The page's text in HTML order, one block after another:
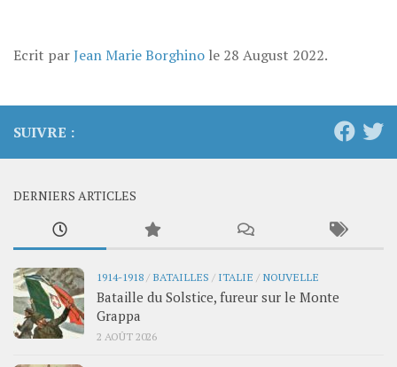
Ecrit parJean Marie Borghino le 28 August 2022.
SUIVRE :
DERNIERS ARTICLES
1914-1918/ BATAILLES / ITALIE / NOUVELLE
Bataille du Solstice, fureur sur le Monte
Grappa
2 AOÛT 2026